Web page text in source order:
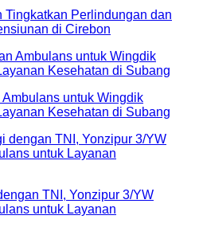
Tingkatkan Perlindungan dan
di Cirebon
untuk Wingdik
Kesehatan di Subang
TNI, Yonzipur 3/YW
untuk Layanan